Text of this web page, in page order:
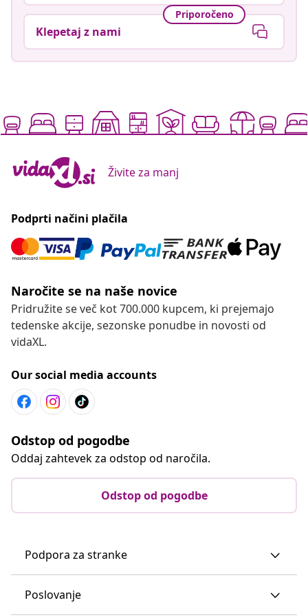
Živite za manj
Podprti načini plačila
Naročite se na naše novice
tedenske akcije, sezonske ponudbe in novosti od
vidaXL.
Our social media accounts
Oddaj zahtevek za odstop od naročila.
Odstop od pogodbe
Podpora za stranke
Poslovanje
vidaXL
Odkrijte več